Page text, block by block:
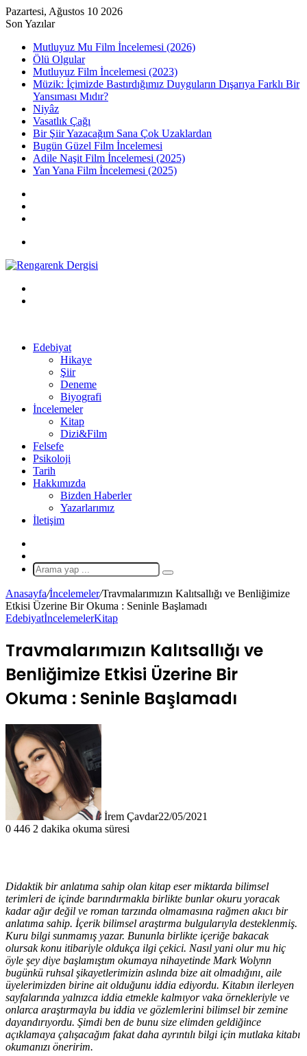
Pazartesi, Ağustos 10 2026
Son Yazılar
Mutluyuz Mu Film İncelemesi (2026)
Ölü Olgular
Mutluyuz Film İncelemesi (2023)
Müzik: İçimizde Bastırdığımız Duyguların Dışarıya Farklı Bir
Yansıması Mıdır?
Niyâz
Vasatlık Çağı
Bir Şiir Yazacağım Sana Çok Uzaklardan
Bugün Güzel Film İncelemesi
Adile Naşit Film İncelemesi (2025)
Yan Yana Film İncelemesi (2025)
Edebiyat
Hikaye
Şiir
Deneme
Biyografi
İncelemeler
Kitap
Dizi&Film
Felsefe
Psikoloji
Tarih
Hakkımızda
Bizden Haberler
Yazarlarımız
İletişim
Makale
Arama
yap
...
Anasayfa/İncelemeler/Travmalarımızın Kalıtsallığı ve Benliğimize
Etkisi Üzerine Bir Okuma : Seninle Başlamadı
EdebiyatİncelemelerKitap
Travmalarımızın Kalıtsallığı ve
Benliğimize Etkisi Üzerine Bir
Okuma : Seninle Başlamadı
İrem Çavdar22/05/2021
0 446 2 dakika okuma süresi
Didaktik bir anlatıma sahip olan kitap eser miktarda bilimsel
terimleri de içinde barındırmakla birlikte bunlar okuru yoracak
kadar ağır değil ve roman tarzında olmamasına rağmen akıcı bir
anlatıma sahip. İçerik bilimsel araştırma bulgularıyla desteklenmiş.
Kuru bilgi sunmamış yazar. Bununla birlikte içeriğe bakacak
olursak konu itibariyle oldukça ilgi çekici. Nasıl yani olur mu hiç
öyle şey diye başlamıştım okumaya nihayetinde Mark Wolynn
bugünkü ruhsal şikayetlerimizin aslında bize ait olmadığını, aile
üyelerimizden birine ait olduğunu iddia ediyordu. Kitabın ilerleyen
sayfalarında yalnızca iddia etmekle kalmıyor vaka örnekleriyle ve
onlarca araştırmayla bu iddia ve gözlemlerini bilimsel bir zemine
dayandırıyordu. Şimdi ben de bunu size elimden geldiğince
açıklamaya çalışacağım fakat daha ayrıntılı bilgi için mutlaka kitabı
okumanızı öneririm.